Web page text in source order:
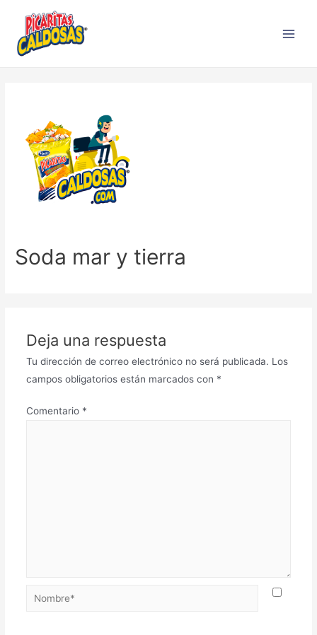
Soda mar y tierra
Deja una respuesta
Tu dirección de correo electrónico no será publicada. Los
campos obligatorios están marcados con *
Comentario *